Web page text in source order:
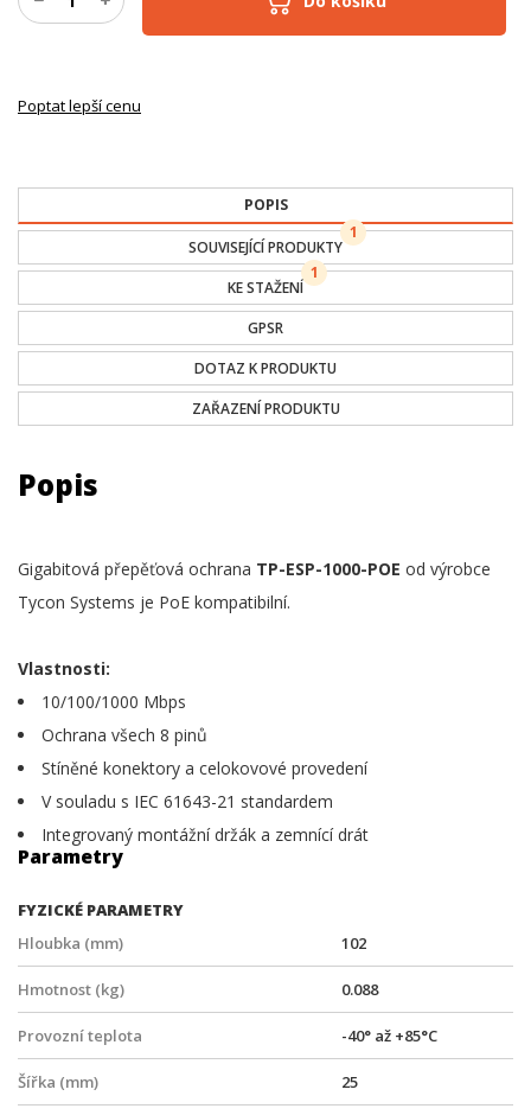
Poptat lepší cenu
POPIS
SOUVISEJÍCÍ PRODUKTY
1
KE STAŽENÍ
1
GPSR
DOTAZ K PRODUKTU
ZAŘAZENÍ PRODUKTU
Popis
Gigabitová přepěťová ochrana TP-ESP-1000-POE od výrobce
Tycon Systems je PoE kompatibilní.
Vlastnosti:
10/100/1000 Mbps
Ochrana všech 8 pinů
Stíněné konektory a celokovové provedení
V souladu s IEC 61643-21 standardem
Integrovaný montážní držák a zemnící drát
Parametry
FYZICKÉ PARAMETRY
Hloubka (mm)
102
Hmotnost (kg) 0.088
Provozní teplota -40° až +85°C
Šířka (mm) 25